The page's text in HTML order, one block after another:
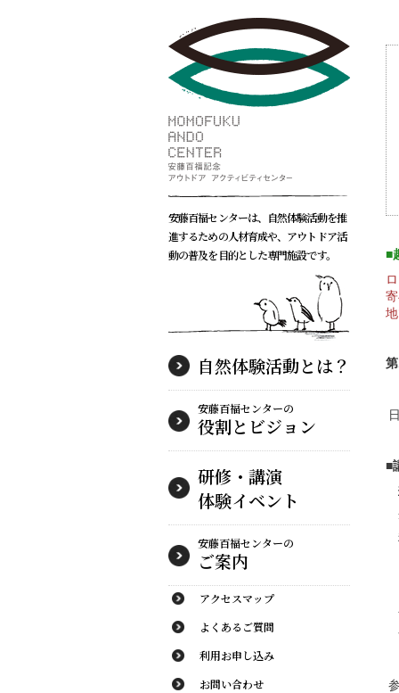
安藤百福センターは、自然体験活動を推
進するための人材育成や、アウトドア活
動の普及を目的とした専門施設です。
自然体験活動とは？
安藤百福センターの
役割とビジョン
研修・講演
体験イベント
安藤百福センターの
ご案内
アクセスマップ
よくあるご質問
利用お申し込み
お問い合わせ
■
■